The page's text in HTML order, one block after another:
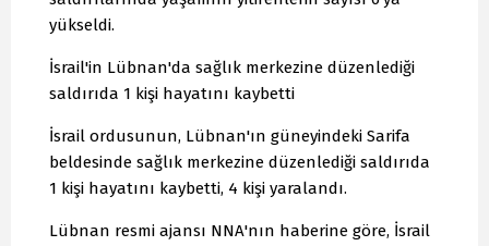
yükseldi.
İsrail'in Lübnan'da sağlık merkezine düzenlediği
saldırıda 1 kişi hayatını kaybetti
İsrail ordusunun, Lübnan'ın güneyindeki Sarifa
beldesinde sağlık merkezine düzenlediği saldırıda
1 kişi hayatını kaybetti, 4 kişi yaralandı.
Lübnan resmi ajansı NNA'nın haberine göre, İsrail